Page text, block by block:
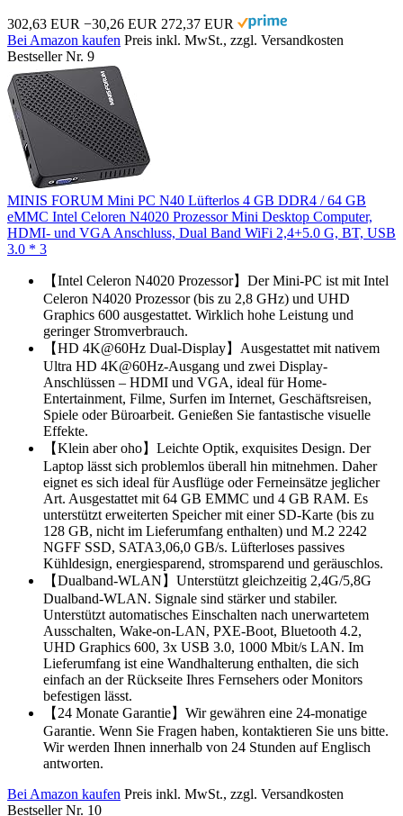
302,63 EUR −30,26 EUR 272,37 EUR
Bei Amazon kaufen Preis inkl. MwSt., zzgl. Versandkosten
Bestseller Nr. 9
MINIS FORUM Mini PC N40 Lüfterlos 4 GB DDR4 / 64 GB
eMMC Intel Celoren N4020 Prozessor Mini Desktop Computer,
HDMI- und VGA Anschluss, Dual Band WiFi 2,4+5.0 G, BT, USB
3.0 * 3
【Intel Celeron N4020 Prozessor】Der Mini-PC ist mit Intel
Celeron N4020 Prozessor (bis zu 2,8 GHz) und UHD
Graphics 600 ausgestattet. Wirklich hohe Leistung und
geringer Stromverbrauch.
【HD 4K@60Hz Dual-Display】Ausgestattet mit nativem
Ultra HD 4K@60Hz-Ausgang und zwei Display-
Anschlüssen – HDMI und VGA, ideal für Home-
Entertainment, Filme, Surfen im Internet, Geschäftsreisen,
Spiele oder Büroarbeit. Genießen Sie fantastische visuelle
Effekte.
【Klein aber oho】Leichte Optik, exquisites Design. Der
Laptop lässt sich problemlos überall hin mitnehmen. Daher
eignet es sich ideal für Ausflüge oder Ferneinsätze jeglicher
Art. Ausgestattet mit 64 GB EMMC und 4 GB RAM. Es
unterstützt erweiterten Speicher mit einer SD-Karte (bis zu
128 GB, nicht im Lieferumfang enthalten) und M.2 2242
NGFF SSD, SATA3,06,0 GB/s. Lüfterloses passives
Kühldesign, energiesparend, stromsparend und geräuschlos.
【Dualband-WLAN】Unterstützt gleichzeitig 2,4G/5,8G
Dualband-WLAN. Signale sind stärker und stabiler.
Unterstützt automatisches Einschalten nach unerwartetem
Ausschalten, Wake-on-LAN, PXE-Boot, Bluetooth 4.2,
UHD Graphics 600, 3x USB 3.0, 1000 Mbit/s LAN. Im
Lieferumfang ist eine Wandhalterung enthalten, die sich
einfach an der Rückseite Ihres Fernsehers oder Monitors
befestigen lässt.
【24 Monate Garantie】Wir gewähren eine 24-monatige
Garantie. Wenn Sie Fragen haben, kontaktieren Sie uns bitte.
Wir werden Ihnen innerhalb von 24 Stunden auf Englisch
antworten.
Bei Amazon kaufen Preis inkl. MwSt., zzgl. Versandkosten
Bestseller Nr. 10